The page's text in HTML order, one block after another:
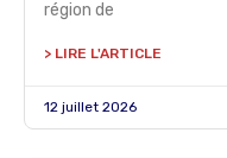
région de
> LIRE L'ARTICLE
12 juillet 2026